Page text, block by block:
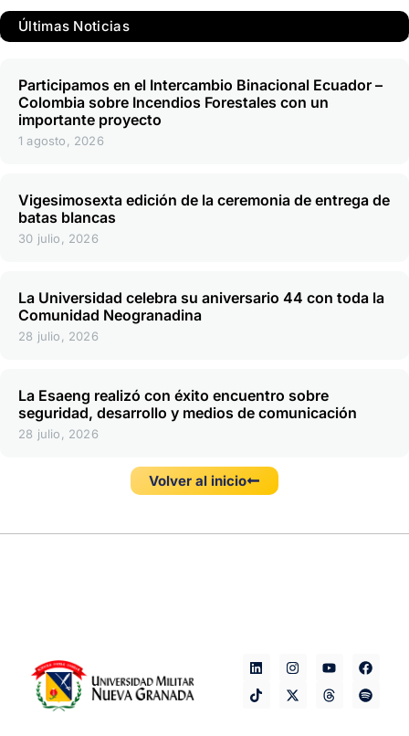
Últimas Noticias
Participamos en el Intercambio Binacional Ecuador –
Colombia sobre Incendios Forestales con un
importante proyecto
1 agosto, 2026
Vigesimosexta edición de la ceremonia de entrega de
batas blancas
30 julio, 2026
La Universidad celebra su aniversario 44 con toda la
Comunidad Neogranadina
28 julio, 2026
La Esaeng realizó con éxito encuentro sobre
seguridad, desarrollo y medios de comunicación
28 julio, 2026
Volver al inicio